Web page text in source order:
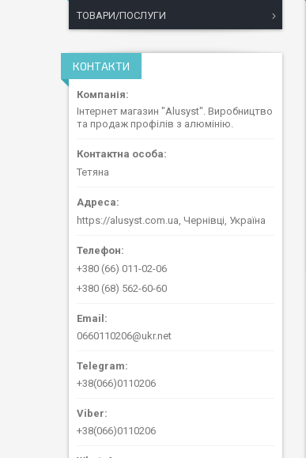
ТОВАРИ/ПОСЛУГИ
КОНТАКТИ
Інтернет магазин "Alusyst". Виробництво
та продаж профілів з алюмінію.
Тетяна
https://alusyst.com.ua, Чернівці, Україна
+380 (66) 011-02-06
+380 (68) 562-60-60
0660110206@ukr.net
+38(066)0110206
+38(066)0110206